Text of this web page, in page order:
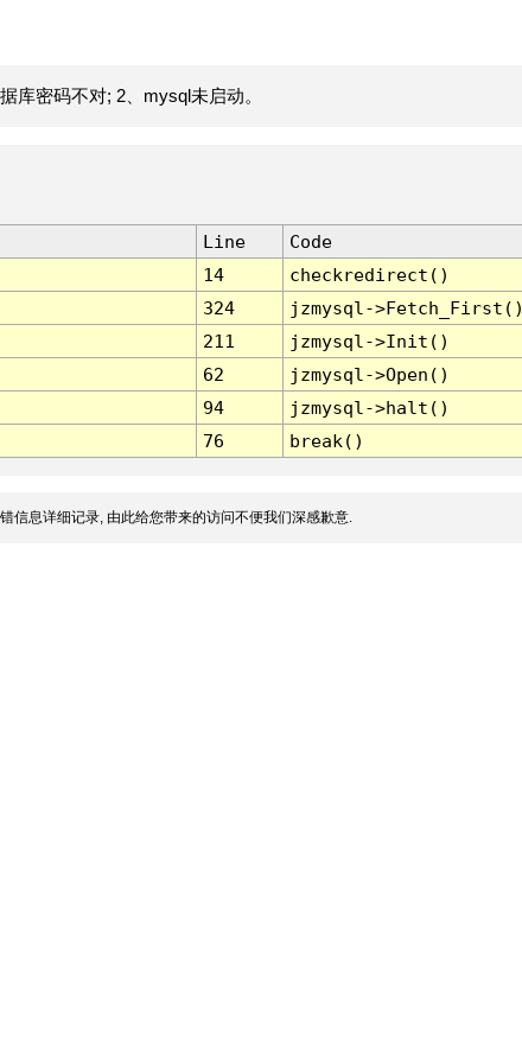
库密码不对; 2、mysql未启动。
Line
Code
14
checkredirect()
324
jzmysql-
211
jzmysql->Init()
62
jzmysql->Open()
94
jzmysql->halt()
76 break()
信息详细记录, 由此给您带来的访问不便我们深感歉意.